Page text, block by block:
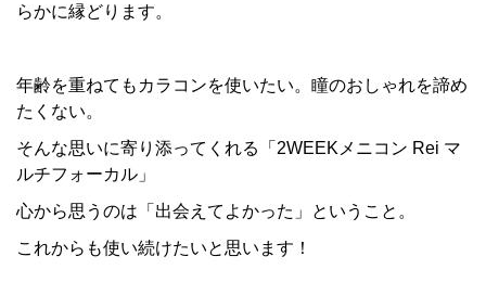
らかに縁どります。
年齢を重ねてもカラコンを使いたい。瞳のおしゃれを諦め
たくない。
そんな思いに寄り添ってくれる「2WEEKメニコン Rei マ
ルチフォーカル」
心から思うのは「出会えてよかった」ということ。
これからも使い続けたいと思います！